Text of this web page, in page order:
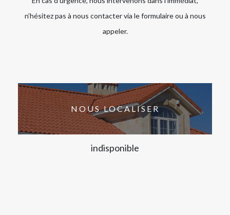
n’hésitez pas à nous contacter via le formulaire ou à nous
appeler.
NOUS LOCALISER
indisponible